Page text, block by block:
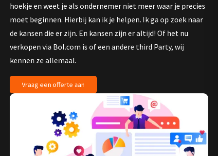
hoekje en weet je als ondernemer niet meer waar je precies
moet beginnen. Hierbij kan ik je helpen. Ik ga op zoek naar
de kansen die er zijn. En kansen zijn er altijd! Of het nu
verkopen via Bol.com is of een andere third Party, wij
kennen ze allemaal.
Vraag een offerte aan